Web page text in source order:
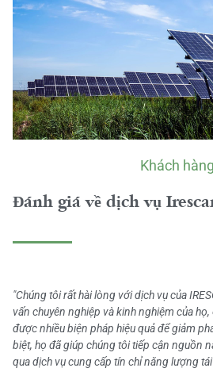
Khách hàng
Đánh giá về dịch vụ
"Chúng tôi rất hài lòng với dịch vụ của
vấn chuyên nghiệp và kinh nghiệm của
được nhiều biện pháp hiệu quả để giảm
biệt, họ đã giúp chúng tôi tiếp cận nguồn
qua dịch vụ cung cấp tín chỉ năng lượng tái